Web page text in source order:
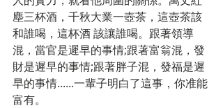
塵三杯酒，千秋大業一壺茶，這壺茶該
和誰喝，這杯酒 該讓誰喝。跟著領導
混，當官是遲早的事情;跟著富翁混，發
財是遲早的事情;跟著胖子混，發福是遲
早的事情......一輩子明白了這事，你准能
富有。